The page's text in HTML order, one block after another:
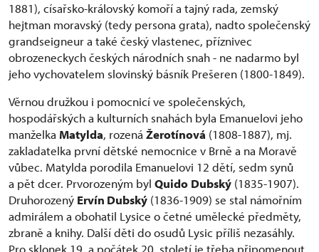
1881), císařsko-královský komoří a tajný rada, zemský
hejtman moravský (tedy persona grata), nadto společenský
grandseigneur a také český vlastenec, příznivec
obrozeneckych českých národních snah - ne nadarmo byl
jeho vychovatelem slovinský básník Prešeren (1800-1849).
Věrnou družkou i pomocnicí ve společenských,
hospodářských a kulturních snahách byla Emanuelovi jeho
manželka Matylda, rozená Žerotínová (1808-1887), mj.
zakladatelka první dětské nemocnice v Brně a na Moravě
vůbec. Matylda porodila Emanuelovi 12 dětí, sedm synů
a pět dcer. Prvorozeným byl Quido Dubský (1835-1907).
Druhorozený Ervín Dubský (1836-1909) se stal námořním
admirálem a obohatil Lysice o četné umělecké předměty,
zbraně a knihy. Další děti do osudů Lysic příliš nezasáhly.
Pro sklonek 19. a počátek 20. století je třeba připomenout